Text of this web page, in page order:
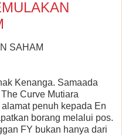
SAHAM
Kenanga. Samaada
Curve Mutiara
penuh kepada En
borang melalui pos.
FY bukan hanya dari